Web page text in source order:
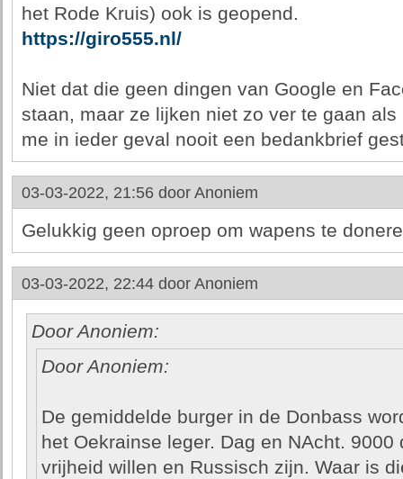
het Rode Kruis) ook is geopend.
https://giro555.nl/
Niet dat die geen dingen van Google en
staan, maar ze lijken niet zo ver te gaan
me in ieder geval nooit een bedankbrief
03-03-2022, 21:56 door Anoniem
Gelukkig geen oproep om wapens te
03-03-2022, 22:44 door Anoniem
Door Anoniem:
Door Anoniem:
De gemiddelde burger in de Donbass
het Oekrainse leger. Dag en NAcht.
vrijheid willen en Russisch zijn. Waar is